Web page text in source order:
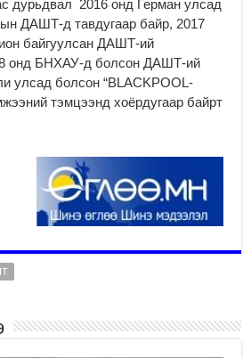
дурьдвал 2016 онд Герман улсад
ДАШТ-д тавдугаар байр, 2017
байгуулсан ДАШТ-ий
онд БНХАУ-д болсон ДАШТ-ий
улсад болсон “BLACKPOOL-
тэмцээнд хоёрдугаар байрт